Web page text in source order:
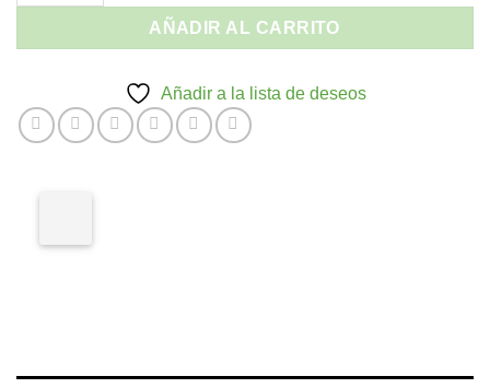
AÑADIR AL CARRITO
Añadir a la lista de deseos